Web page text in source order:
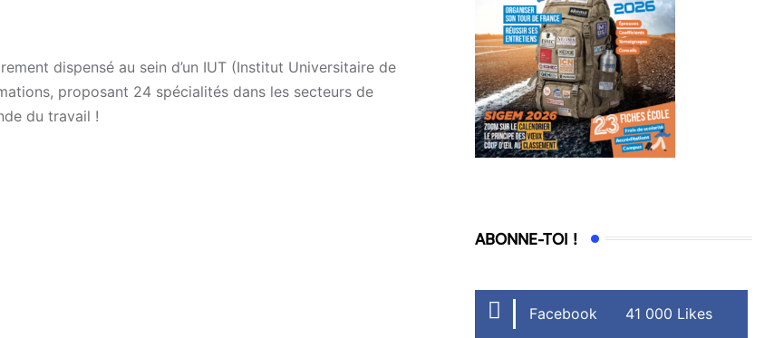
dispensé au sein d’un IUT (Institut Universitaire de
proposant 24 spécialités dans les secteurs de
du travail !
ABONNE-TOI !
Facebook 41 000 Likes